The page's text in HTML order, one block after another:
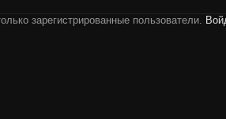
зарегистрированные пользователи.